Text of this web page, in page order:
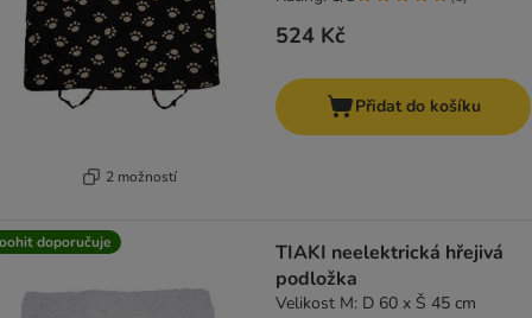
2 možností
524 Kč
Přidat do košíku
doporučuje
TIAKI neelektrická hřejivá
podložka
Velikost M: D 60 x Š 45 cm